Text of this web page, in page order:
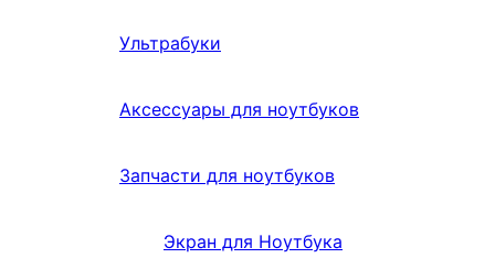
Ультрабуки
Аксессуары для ноутбуков
Запчасти для ноутбуков
Экран для Ноутбука